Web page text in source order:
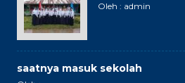
Oleh : admin
saatnya masuk sekolah